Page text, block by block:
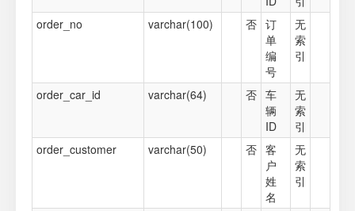
order_no
varchar(100) 否 订
单
编
号
无
索
引
order_car_id varchar(64) 否 车
辆
ID
无
索
引
order_customer
varchar(50) 否 客
户
姓
名
无
索
引